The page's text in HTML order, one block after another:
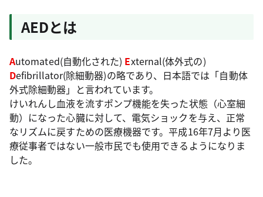
AEDとは
Automated(自動化された) External(体外式の)
Defibrillator(除細動器)の略であり、日本語では「自動体
外式除細動器」と言われています。
けいれんし血液を流すポンプ機能を失った状態（心室細
動）になった心臓に対して、電気ショックを与え、正常
なリズムに戻すための医療機器です。平成16年7月より医
療従事者ではない一般市民でも使用できるようになりま
した。